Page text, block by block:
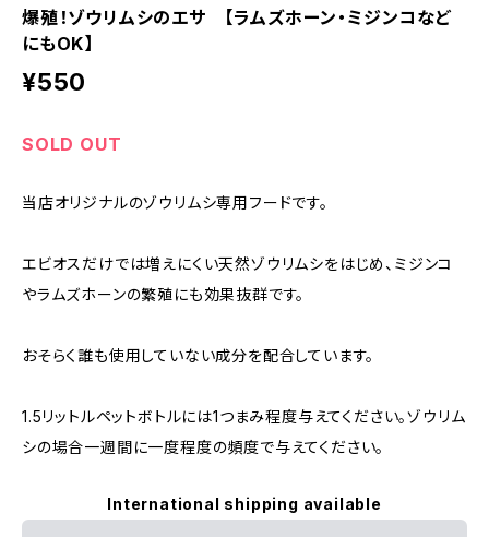
爆殖！ゾウリムシのエサ 【ラムズホーン・ミジンコなど
にもOK】
¥550
SOLD OUT
当店オリジナルのゾウリムシ専用フードです。
エビオスだけでは増えにくい天然ゾウリムシをはじめ、ミジンコ
やラムズホーンの繁殖にも効果抜群です。
おそらく誰も使用していない成分を配合しています。
1.5リットルペットボトルには1つまみ程度与えてください。ゾウリム
シの場合一週間に一度程度の頻度で与えてください。
International shipping available